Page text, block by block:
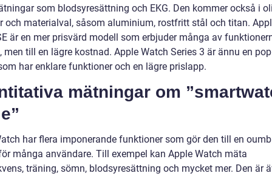
som blodsyresättning och EKG. Den kommer också i
och materialval, såsom aluminium, rostfritt stål och titan.
är en mer prisvärd modell som erbjuder många av
men till en lägre kostnad. Apple Watch Series 3 är ännu en
har enklare funktioner och en lägre prislapp.
mätningar om
har flera imponerande funktioner som gör den till en
många användare. Till exempel kan Apple Watch mäta
träning, sömn, blodsyresättning och mycket mer. Den är